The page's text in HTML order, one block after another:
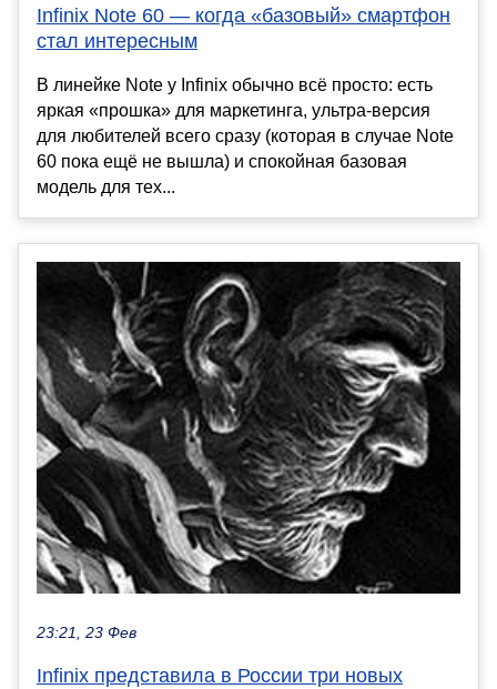
Infinix Note 60 — когда «базовый» смартфон
стал интересным
В линейке Note у Infinix обычно всё просто: есть
яркая «прошка» для маркетинга, ультра-версия
для любителей всего сразу (которая в случае Note
60 пока ещё не вышла) и спокойная базовая
модель для тех...
23:21, 23 Фев
Infinix представила в России три новых